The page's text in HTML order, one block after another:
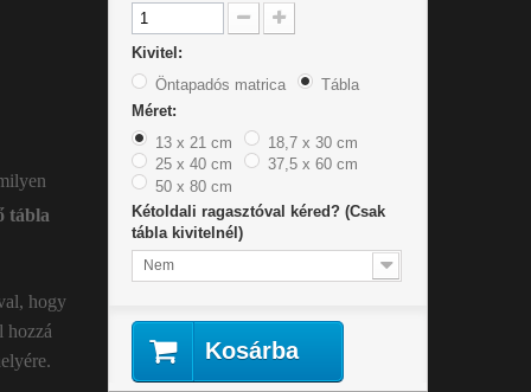
tábla
hogy
hozzá
Kivitel:
Öntapadós matrica
Tábla
Méret:
13 x 21 cm
18,7 x 30 cm
25 x 40 cm
37,5 x 60 cm
50 x 80 cm
Kétoldali ragasztóval kéred? (Csak
tábla kivitelnél)
Nem
Kosárba